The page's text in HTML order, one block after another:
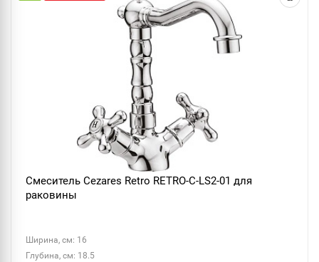
Смеситель Cezares Retro RETRO-C-LS2-01 для
раковины
Ширина, см: 16
Глубина, см: 18.5